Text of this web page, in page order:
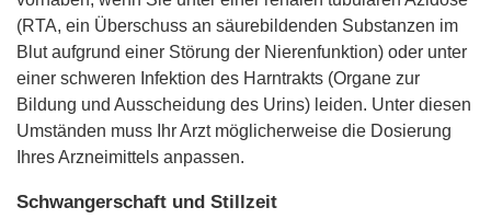
(RTA, ein Überschuss an säurebildenden Substanzen im
Blut aufgrund einer Störung der Nierenfunktion) oder unter
einer schweren Infektion des Harntrakts (Organe zur
Bildung und Ausscheidung des Urins) leiden. Unter diesen
Umständen muss Ihr Arzt möglicherweise die Dosierung
Ihres Arzneimittels anpassen.
Schwangerschaft und Stillzeit